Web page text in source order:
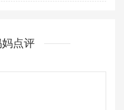
点评